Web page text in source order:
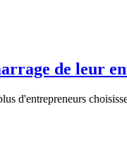
de leur
d'entrepreneurs